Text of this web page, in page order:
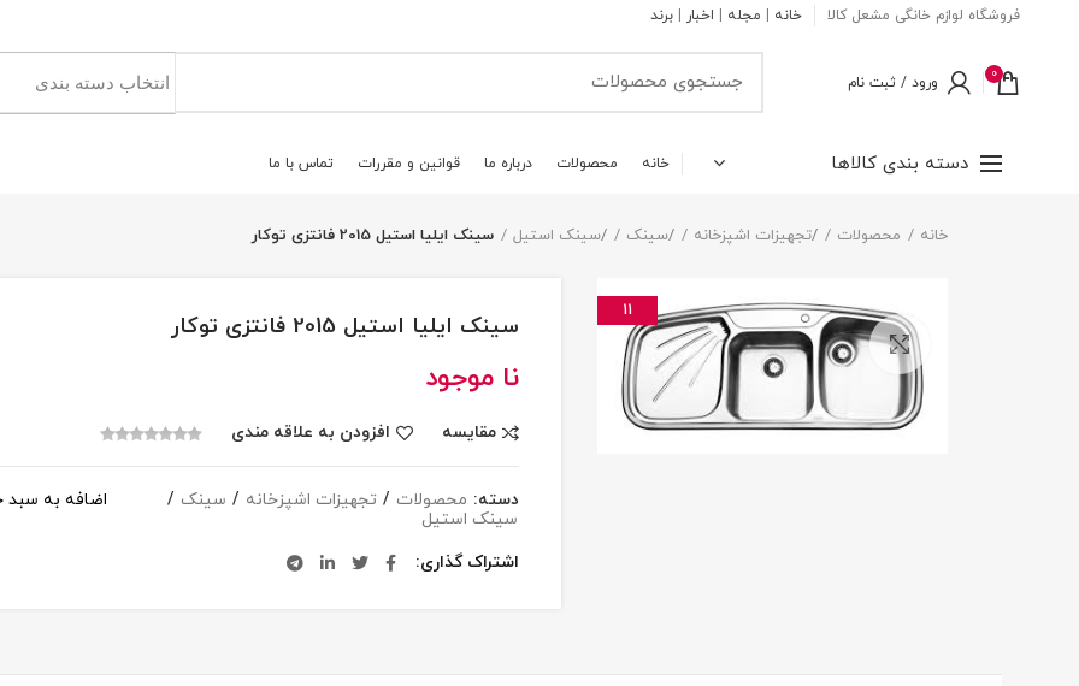
فروشگاه لوازم خانگی مشعل کالا خانه مجله اخبار برند
0 ورود / ثبت نام
دسته بندی کالاها خانه محصولات درباره ما قوانين و مقررات تماس با ما
خانه محصولات /تجهیزات اشپزخانه /سینک /سینک استیل سینک ایلیا استیل 2015 فانتزی توکار
11
بزرگنمایی تصویر
سینک ایلیا استیل 2015 فانتزی توکار
نا موجود
مقایسه افزودن به علاقه مندی
اضافه به سبد دسته: محصولات / تجهیزات اشپزخانه / سینک /
سینک استیل
اشتراک گذاری